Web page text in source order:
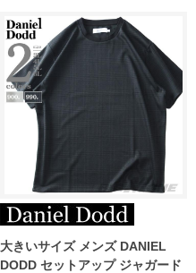
大きいサイズ メンズ DANIEL
DODD セットアップ ジャガード